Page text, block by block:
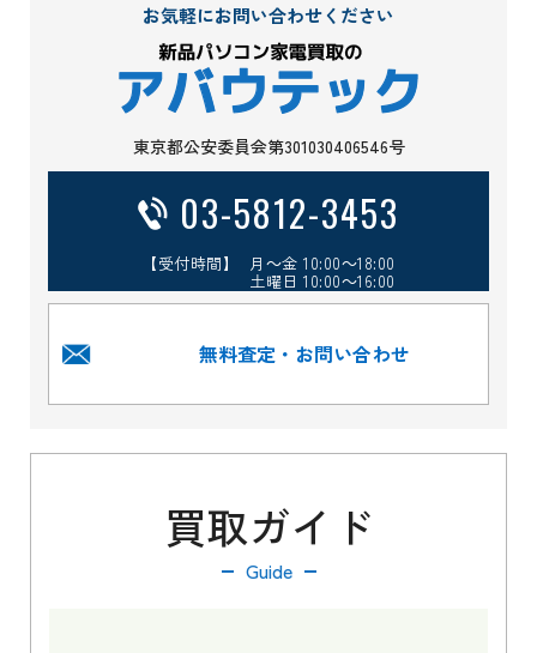
お気軽にお問い合わせください
東京都公安委員会第301030406546号
03-5812-3453
【受付時間】 月～金 10:00～18:00
土曜日 10:00～16:00
無料査定・お問い合わせ
買取ガイド
Guide